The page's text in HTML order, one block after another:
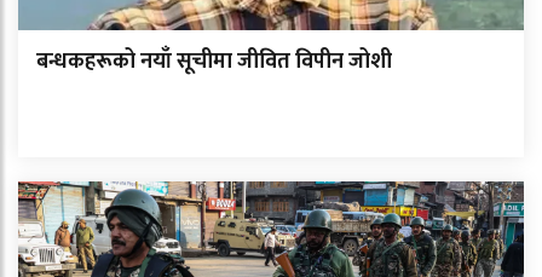
बन्धकहरूको नयाँ सूचीमा जीवित विपीन जोशी